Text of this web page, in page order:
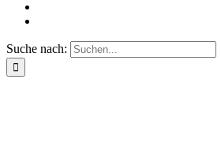
Suche nach: